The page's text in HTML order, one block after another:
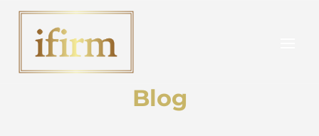
Blog